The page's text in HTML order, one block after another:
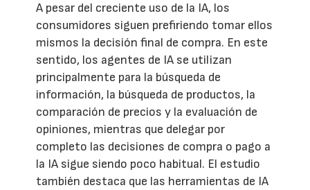
A pesar del creciente uso de la IA, los
consumidores siguen prefiriendo tomar ellos
mismos la decisión final de compra. En este
sentido, los agentes de IA se utilizan
principalmente para la búsqueda de
información, la búsqueda de productos, la
comparación de precios y la evaluación de
opiniones, mientras que delegar por
completo las decisiones de compra o pago a
la IA sigue siendo poco habitual. El estudio
también destaca que las herramientas de IA